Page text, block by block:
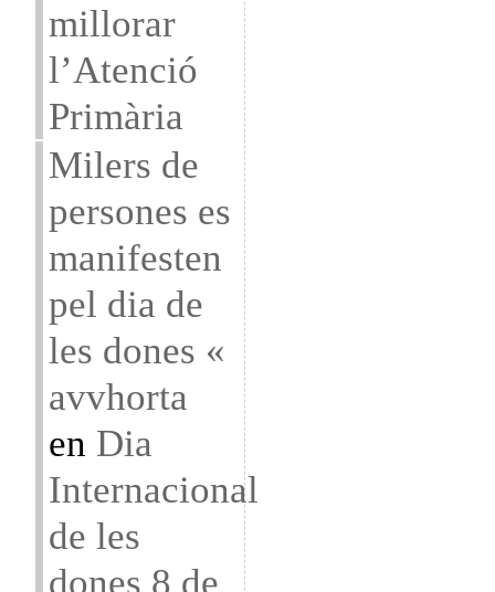
millorar
l’Atenció
Primària
Milers de
persones es
manifesten
pel dia de
les dones «
avvhorta
en Dia
Internacional
de les
dones 8 de